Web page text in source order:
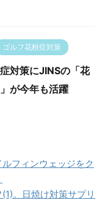
ゴルフ花粉症対策
対策にJINSの「花
が今年も活躍
フィンウェッジをク
。日焼け対策サプリ